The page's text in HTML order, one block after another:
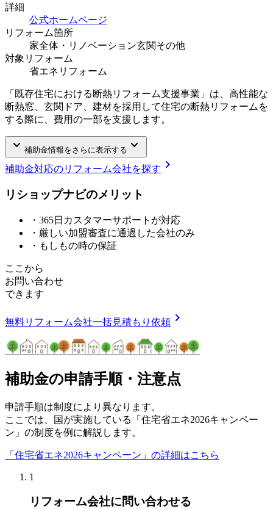
詳細
公式ホームページ
リフォーム箇所
家全体・リノベーション玄関その他
対象リフォーム
省エネリフォーム
「既存住宅における断熱リフォーム支援事業」は、高性能な
断熱窓、玄関ドア、建材を採用して住宅の断熱リフォームを
する際に、費用の一部を支援します。
keyboard_arrow_down 補助金情報をさらに表示する keyboard_arrow_down
補助金対応のリフォーム会社を探す chevron_right
リショップナビのメ リ ッ ト
・365日カスタマーサポートが対応
・厳しい加盟審査に通過した会社のみ
・もしもの時の保証
ここから
お問い合わせ
できます
無料リフォーム会社一括見積もり依頼 chevron_right
補助金の申請手順・注意点
申請手順は制度により異なります。
ここでは、国が実施している「住宅省エネ2026キャンペー
ン」の制度を例に解説します。
「住宅省エネ2026キャンペーン」の詳細はこちら
1
リフォーム会社に問い合わせる